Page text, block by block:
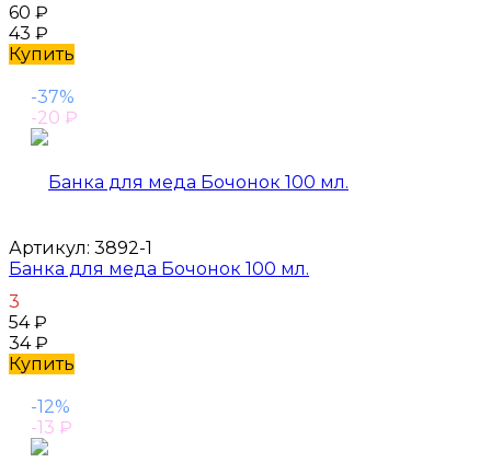
60 ₽
43 ₽
Купить
-37%
-20 ₽
Артикул: 3892-1
Банка для меда Бочонок 100 мл.
3
54₽
34₽
Купить
-12%
-13 ₽